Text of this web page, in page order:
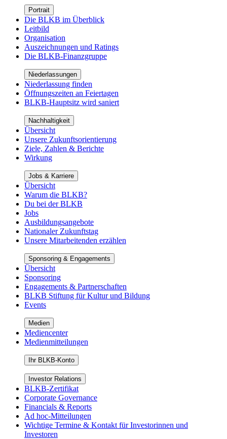
Portrait
Die BLKB im Überblick
Leitbild
Organisation
Auszeichnungen und Ratings
Die BLKB-Finanzgruppe
Niederlassungen
Niederlassung finden
Öffnungszeiten an Feiertagen
BLKB-Hauptsitz wird saniert
Nachhaltigkeit
Übersicht
Unsere Zukunftsorientierung
Ziele, Zahlen & Berichte
Wirkung
Jobs & Karriere
Übersicht
Warum die BLKB?
Du bei der BLKB
Jobs
Ausbildungsangebote
Nationaler Zukunftstag
Unsere Mitarbeitenden erzählen
Sponsoring & Engagements
Übersicht
Sponsoring
Engagements & Partnerschaften
BLKB Stiftung für Kultur und Bildung
Events
Medien
Mediencenter
Medienmitteilungen
Ihr BLKB-Konto
Investor Relations
BLKB-Zertifikat
Corporate Governance
Financials & Reports
Ad hoc-Mitteilungen
Wichtige Termine & Kontakt für Investorinnen und
Investoren